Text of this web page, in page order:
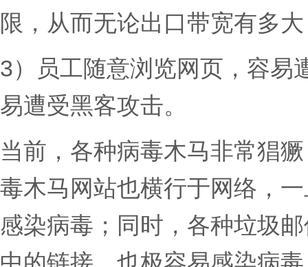
限，从而无论出口带宽有多
3）员工随意浏览网页，容易
易遭受黑客攻击。
当前，各种病毒木马非常猖
毒木马网站也横行于网络，
感染病毒；同时，各种垃圾